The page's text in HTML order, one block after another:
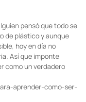
pensó que todo se
de plástico y aunque
hoy en día no
Así que imponte
como un verdadero
aprender-como-ser-